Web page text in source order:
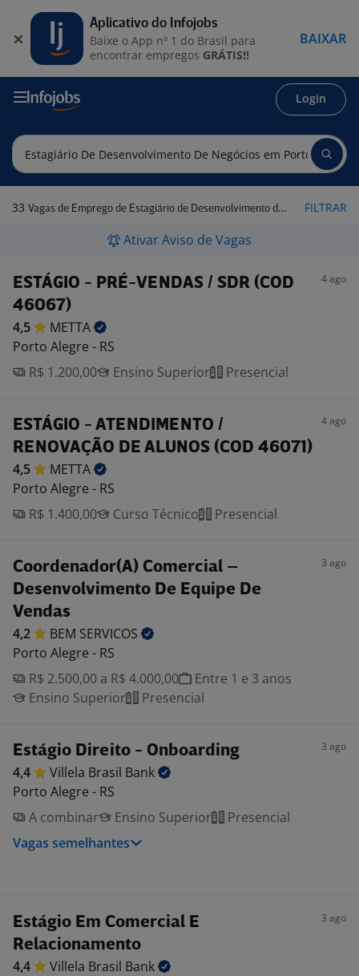
Login
33 Vagas de Emprego de Estagiário de Desenvolvimento de Negócios em Porto Alegre - RS FILTRAR
Ativar Aviso de Vagas
ESTÁGIO - PRÉ-VENDAS / SDR (COD
46067)
4 ago
4,5
METTA
Porto Alegre - RS
R$ 1.200,00
Ensino Superior Presencial
ESTÁGIO - ATENDIMENTO /
RENOVAÇÃO DE ALUNOS (COD 46071)
4 ago
4,5
METTA
Porto Alegre - RS
R$ 1.400,00
Curso Técnico Presencial
Coordenador(A) Comercial –
Desenvolvimento De Equipe De
Vendas
3 ago
4,2 BEM SERVICOS
Porto Alegre - RS
R$ 2.500,00 a R$ 4.000,00
Entre 1 e 3 anos
Ensino Superior
Presencial
Estágio Direito - Onboarding 3 ago
4,4 Villela Brasil Bank
Porto Alegre - RS
A combinar
Ensino Superior
Presencial
Vagas semelhantes
Estágio Em Comercial E
Relacionamento
3 ago
4,4 Villela Brasil Bank
Aplicativo do Infojobs
Baixe o App nº 1 do Brasil para
encontrar empregos GRÁTIS!!
BAIXAR